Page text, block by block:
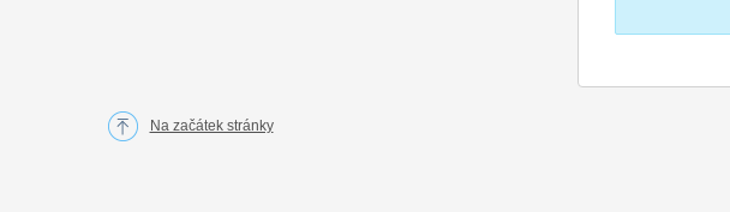
Na začátek stránky